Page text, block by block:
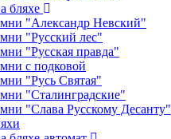
бляхе
"Александр Невский"
"Русский лес"
"Русская правда"
с подковой
"Русь Святая"
"Сталинградские"
"Слава Русскому Десанту"